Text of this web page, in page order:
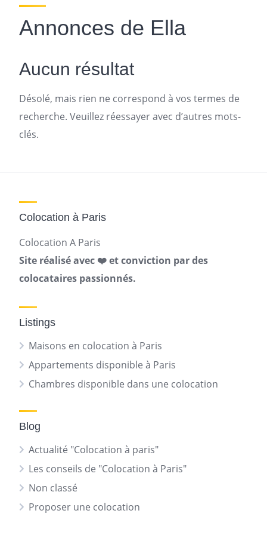
Annonces de Ella
Aucun résultat
Désolé, mais rien ne correspond à vos termes de
recherche. Veuillez réessayer avec d’autres mots-
clés.
Colocation à Paris
Colocation A Paris
Site réalisé avec ❤️ et conviction par des
colocataires passionnés.
Listings
Maisons en colocation à Paris
Appartements disponible à Paris
Chambres disponible dans une colocation
Blog
Actualité "Colocation à paris"
Les conseils de "Colocation à Paris"
Non classé
Proposer une colocation